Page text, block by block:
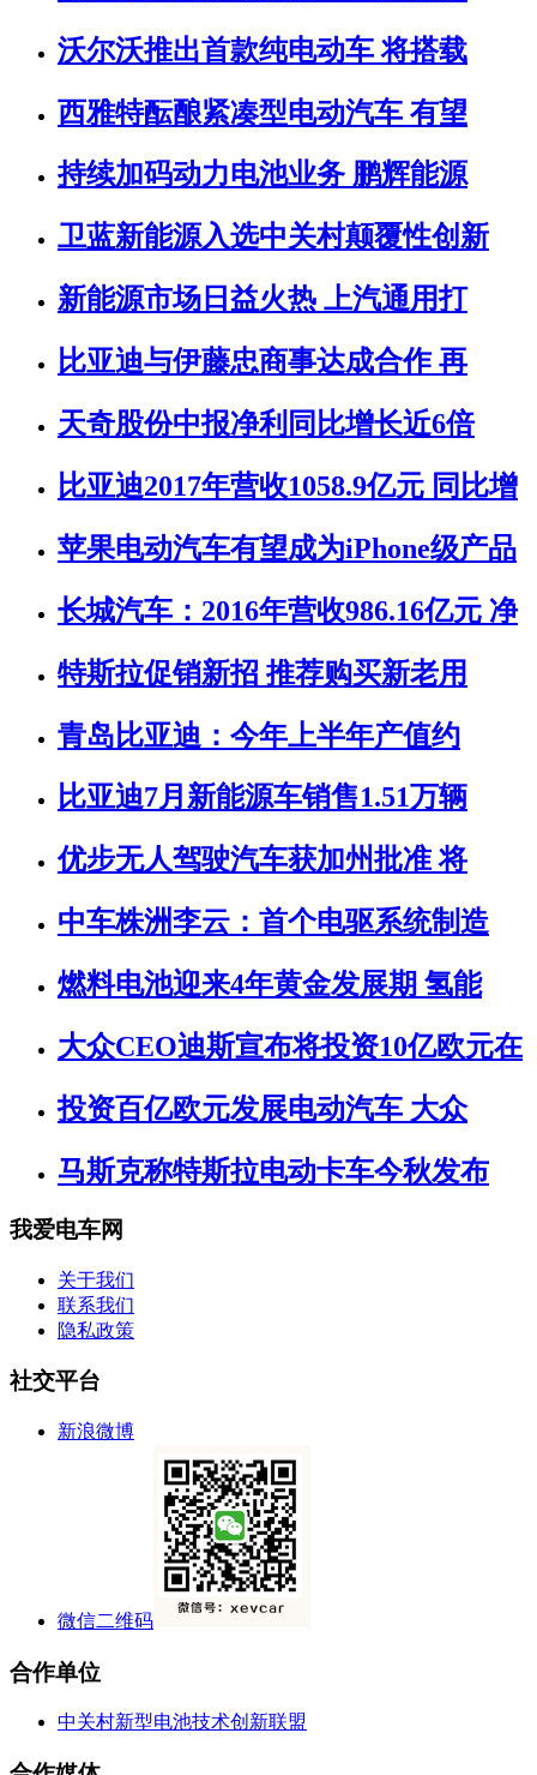
沃尔沃推出首款纯电动车 将搭载
西雅特酝酿紧凑型电动汽车 有望
持续加码动力电池业务 鹏辉能源
卫蓝新能源入选中关村颠覆性创新
新能源市场日益火热 上汽通用打
比亚迪与伊藤忠商事达成合作 再
天奇股份中报净利同比增长近6倍
比亚迪2017年营收1058.9亿元 同比增
苹果电动汽车有望成为iPhone级产品
长城汽车：2016年营收986.16亿元 净
特斯拉促销新招 推荐购买新老用
青岛比亚迪：今年上半年产值约
比亚迪7月新能源车销售1.51万辆
优步无人驾驶汽车获加州批准 将
中车株洲李云：首个电驱系统制造
燃料电池迎来4年黄金发展期 氢能
大众CEO迪斯宣布将投资10亿欧元在
投资百亿欧元发展电动汽车 大众
马斯克称特斯拉电动卡车今秋发布
我爱电车网
关于我们
联系我们
隐私政策
社交平台
新浪微博
微信二维码
合作单位
中关村新型电池技术创新联盟